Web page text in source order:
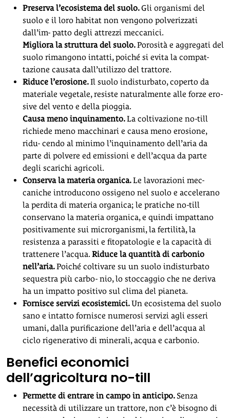
Preserva l’ecosistema del suolo.Gli organismi del
suolo e il loro habitat non vengono polverizzati
dall’im- patto degli attrezzi meccanici.
Migliora la struttura del suolo.Porosità e aggregati del
suolo rimangono intatti, poiché si evita la compat-
tazione causata dall’utilizzo del trattore.
Riduce l’erosione.Il suolo indisturbato, coperto da
materiale vegetale, resiste naturalmente alle forze ero-
sive del vento e della pioggia.
Causa meno inquinamento.La coltivazione no-till
richiede meno macchinari e causa meno erosione,
ridu- cendo al minimo l’inquinamento dell’aria da
parte di polvere ed emissioni e dell’acqua da parte
degli scarichi agricoli.
Conserva la materia organica.Le lavorazioni mec-
caniche introducono ossigeno nel suolo e accelerano
la perdita di materia organica; le pratiche no-till
conservano la materia organica, e quindi impattano
positivamente sui microrganismi, la fertilità, la
resistenza a parassiti e fitopatologie e la capacità di
trattenere l’acqua. Riduce la quantità di carbonio
nell’aria.Poiché coltivare su un suolo indisturbato
sequestra più carbo- nio, lo stoccaggio che ne deriva
ha un impatto positivo sul clima del pianeta.
Fornisce servizi ecosistemici.Un ecosistema del suolo
sano e intatto fornisce numerosi servizi agli esseri
umani, dalla purificazione dell’aria e dell’acqua al
ciclo rigenerativo di minerali, acqua e carbonio.
Benefici economici
dell’agricoltura no-till
Permette di entrare in campo in anticipo. Senza
necessità di utilizzare un trattore, non c’è bisogno di